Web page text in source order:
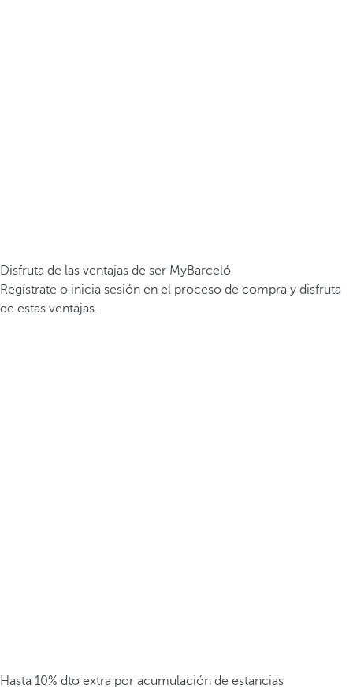
Disfruta de las ventajas de ser MyBarceló
Regístrate o inicia sesión en el proceso de compra y disfruta
de estas ventajas.
Hasta 10% dto extra por acumulación de estancias